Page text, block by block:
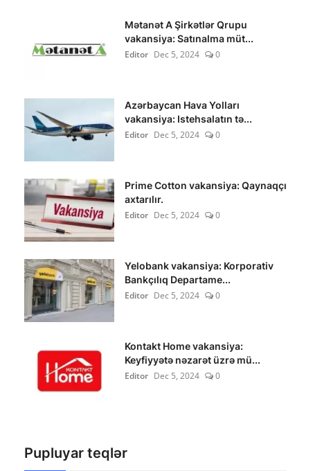
Mətanət A Şirkətlər Qrupu
vakansiya: Satınalma müt...
Editor Dec 5, 2024 0
Azərbaycan Hava Yolları
vakansiya: Istehsalatın tə...
Editor Dec 5, 2024 0
Prime Cotton vakansiya: Qaynaqçı
axtarılır.
Editor Dec 5, 2024 0
Yelobank vakansiya: Korporativ
Bankçılıq Departame...
Editor Dec 5, 2024 0
Kontakt Home vakansiya:
Keyfiyyətə nəzarət üzrə mü...
Editor Dec 5, 2024 0
Pupluyar teqlər